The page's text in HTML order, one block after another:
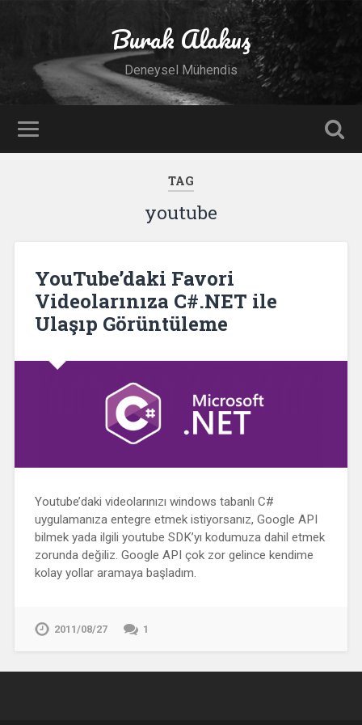
Burak Alakuş
Deneysel Mühendis
TAG
youtube
YouTube’daki Favori
Videolarınıza C#.NET ile
Ulaşıp Görüntüleme
Youtube’daki videolarınızı windows tabanlı C#
uygulamanıza entegre etmek istiyorsanız, Google API
bilmek yada ilgili youtube SDK’yı kodumuza dahil etmek
zorunda değiliz. Google API çok zor gelince kendime
kolay yollar aramaya başladım.
2011/08/27 1